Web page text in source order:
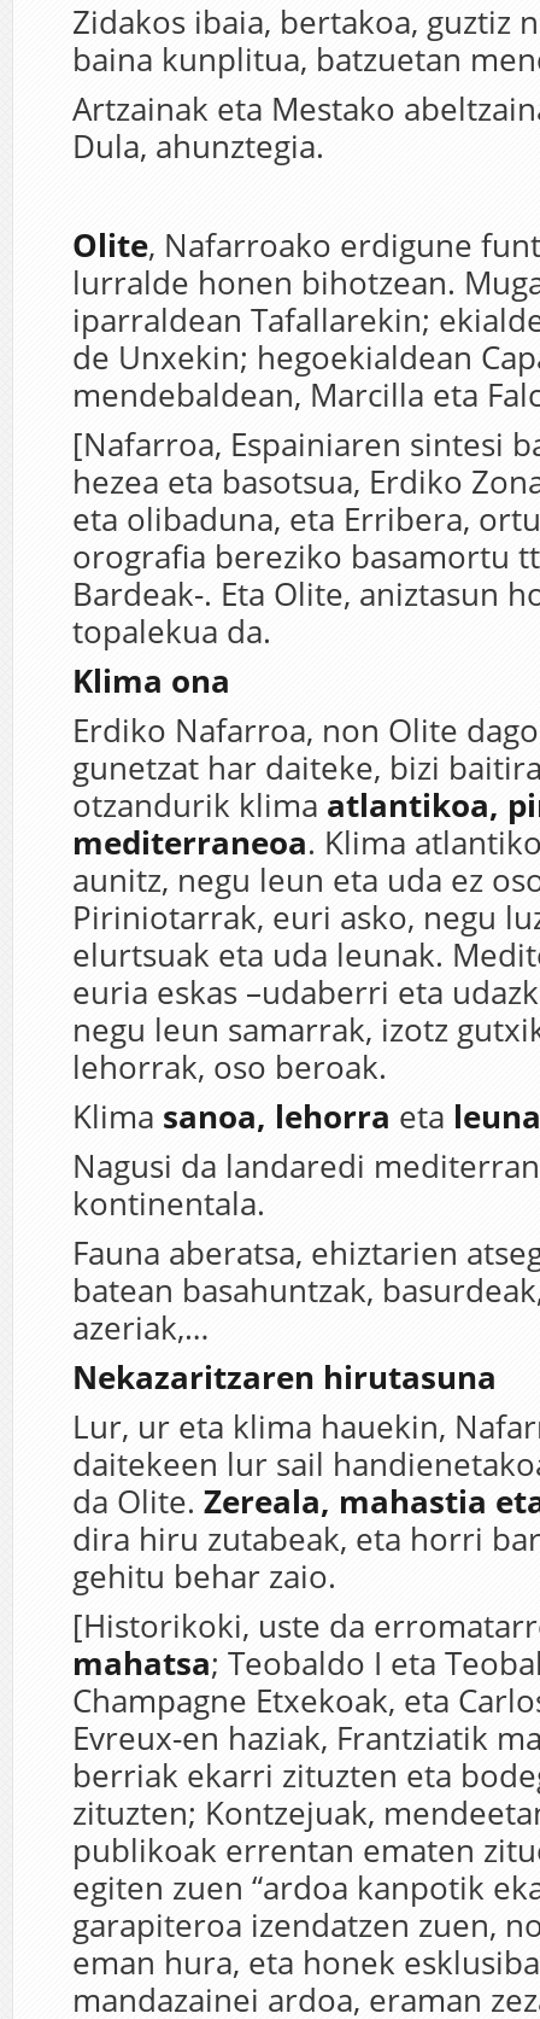
Zidakos ibaia, bertakoa, guztiz
baina kunplitua, batzuetan
Artzainak eta Mestako
Dula, ahunztegia.
Olite, Nafarroako erdigune
lurralde honen bihotzean.
iparraldean Tafallarekin;
de Unxekin; hegoekialdean
mendebaldean, Marcilla eta
[Nafarroa, Espainiaren sintesi
hezea eta basotsua, Erdiko
eta olibaduna, eta Erribera,
orografia bereziko basamortu
Bardeak-. Eta Olite, aniztasun
topalekua da.
Klima ona
Erdiko Nafarroa, non Olite
gunetzat har daiteke, bizi
otzandurik klima atlantikoa,
mediterraneoa. Klima
aunitz, negu leun eta uda ez
Piriniotarrak, euri asko, negu
elurtsuak eta uda leunak.
euria eskas –udaberri eta
negu leun samarrak, izotz
lehorrak, oso beroak.
Klima sanoa, lehorra eta leuna
Nagusi da landaredi
kontinentala.
Fauna aberatsa, ehiztarien
batean basahuntzak,
azeriak,…
Nekazaritzaren hirutasuna
Lur, ur eta klima hauekin,
daitekeen lur sail
da Olite. Zereala, mahastia
dira hiru zutabeak, eta horri
gehitu behar zaio.
[Historikoki, uste da
mahatsa; Teobaldo I eta
Champagne Etxekoak, eta
Evreux-en haziak, Frantziatik
berriak ekarri zituzten eta
zituzten; Kontzejuak,
publikoak errentan ematen
egiten zuen “ardoa kanpotik
garapiteroa izendatzen zuen,
eman hura, eta honek
mandazainei ardoa, eraman